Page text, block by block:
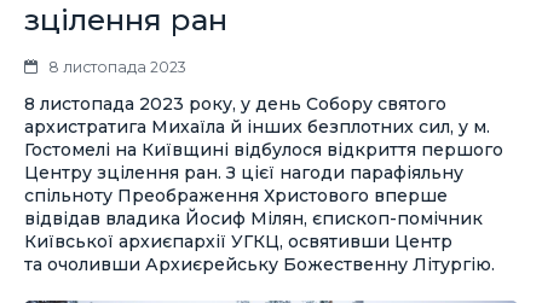
зцілення ран
8 листопада 2023
8 листопада 2023 року, у день Собору святого
архистратига Михаїла й інших безплотних сил, у м.
Гостомелі на Київщині відбулося відкриття першого
Центру зцілення ран. З цієї нагоди парафіяльну
спільноту Преображення Христового вперше
відвідав владика Йосиф Мілян, єпископ-помічник
Київської архиєпархії УГКЦ, освятивши Центр
та очоливши Архиєрейську Божественну Літургію.